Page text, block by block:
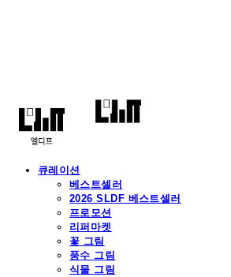
큐레이션
베스트셀러
2026 SLDF 베스트셀러
프로모션
리퍼마켓
꽃 그림
풍수 그림
식물 그림